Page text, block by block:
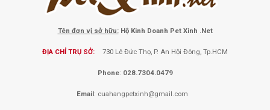
Tên đơn vị sở hữu:Hộ Kinh Doanh Pet Xinh .Net
ĐỊA CHỈ TRỤ SỞ: 730 Lê Đức Thọ, P. An Hội Đông, Tp.HCM
Phone: 028.7304.0479
Email: cuahangpetxinh@gmail.com